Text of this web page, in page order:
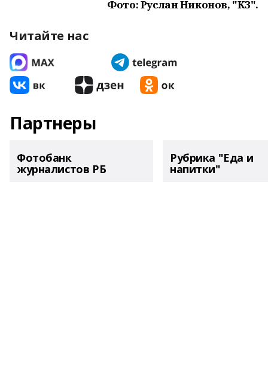
Фото: Руслан Никонов, "КЗ".
Читайте нас
Партнеры
Фотобанк
журналистов РБ
Рубрика "Еда и
напитки"